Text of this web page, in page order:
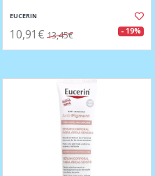
EUCERIN
10,91€ 13,45€ - 19%